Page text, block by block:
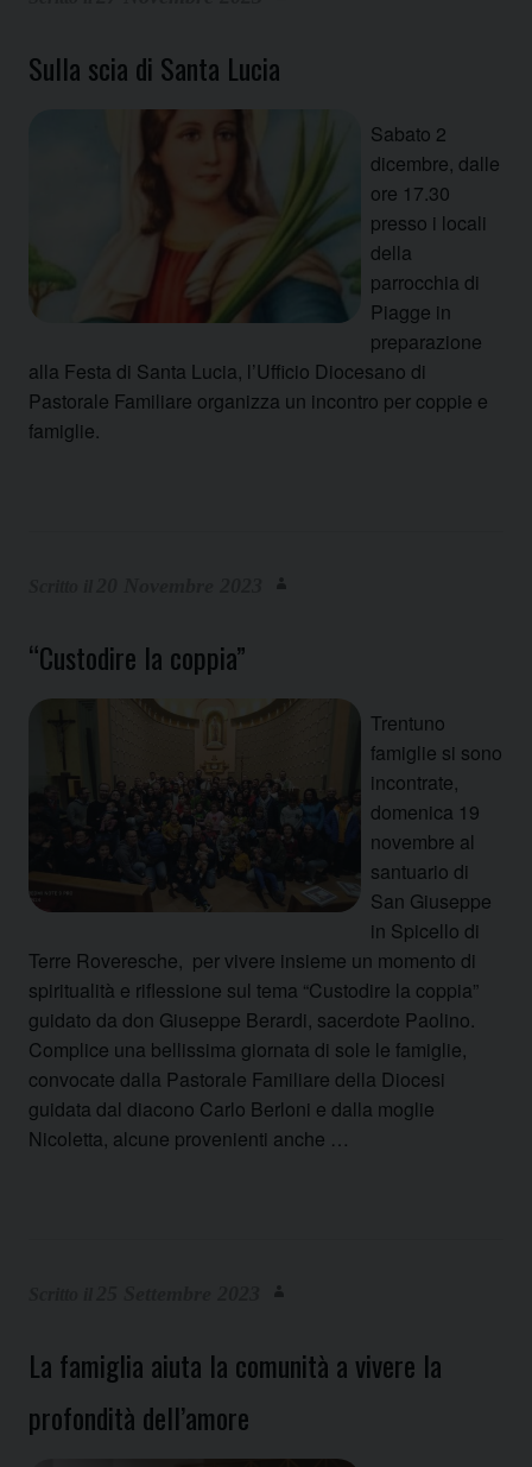
Sulla scia di Santa Lucia
Sabato 2
dicembre, dalle
ore 17.30
presso i locali
della
parrocchia di
Piagge in
preparazione
alla Festa di Santa Lucia, l’Ufficio Diocesano di
Pastorale Familiare organizza un incontro per coppie e
famiglie.
“Custodire la coppia”
Trentuno
famiglie si sono
incontrate,
domenica 19
novembre al
santuario di
San Giuseppe
in Spicello di
Terre Roveresche, per vivere insieme un momento di
spiritualità e riflessione sul tema “Custodire la coppia”
guidato da don Giuseppe Berardi, sacerdote Paolino.
Complice una bellissima giornata di sole le famiglie,
convocate dalla Pastorale Familiare della Diocesi
guidata dal diacono Carlo Berloni e dalla moglie
Nicoletta, alcune provenienti anche …
La famiglia aiuta la comunità a vivere la
profondità dell’amore